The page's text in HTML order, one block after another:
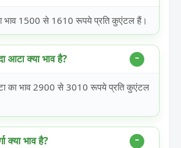
भाव 1500 से 1610 रूपये प्रति कुएंटल हैं।
आटा क्या भाव है?
का भाव 2900 से 3010 रूपये प्रति कुएंटल
क्या भाव है?